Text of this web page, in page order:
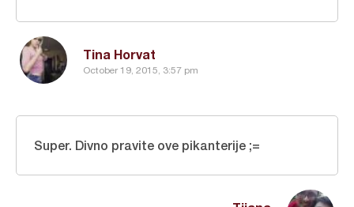
Tina Horvat
October 19, 2015, 3:57 pm
Super. Divno pravite ove pikanterije ;=